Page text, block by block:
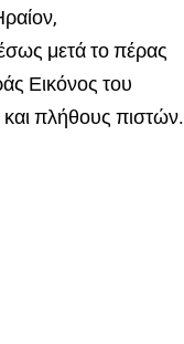
μετά το πέρας
Εικόνος του
πλήθους πιστών.